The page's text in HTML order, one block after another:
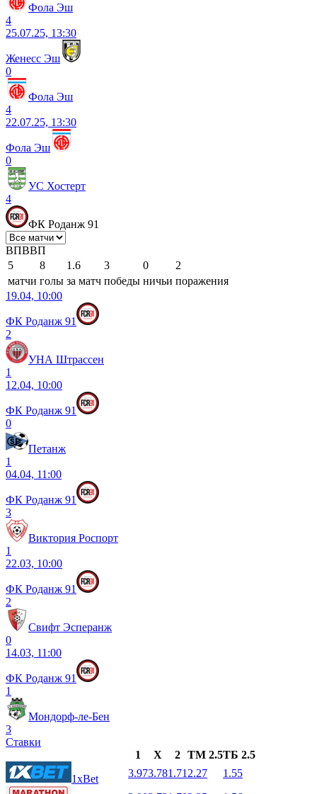
Фола Эш
4
25.07.25, 13:30
Женесс Эш
0
Фола Эш
4
22.07.25, 13:30
Фола Эш
0
УС Хостерт
4
ФК Роданж 91
ВПВВП
5
8 1.6 3 0
2
матчи голы за матч победы ничьи поражения
19.04, 10:00
ФК Роданж 91
2
УНА Штрассен
1
12.04, 10:00
ФК Роданж 91
0
Петанж
1
04.04, 11:00
ФК Роданж 91
3
Виктория Роспорт
1
22.03, 10:00
ФК Роданж 91
2
Свифт Эсперанж
0
14.03, 11:00
ФК Роданж 91
1
Мондорф-ле-Бен
3
Ставки
1
X 2 ТМ 2.5ТБ 2.5
1xBet
3.973.781.71 2.27
1.55